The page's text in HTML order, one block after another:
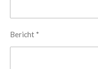
Bericht *